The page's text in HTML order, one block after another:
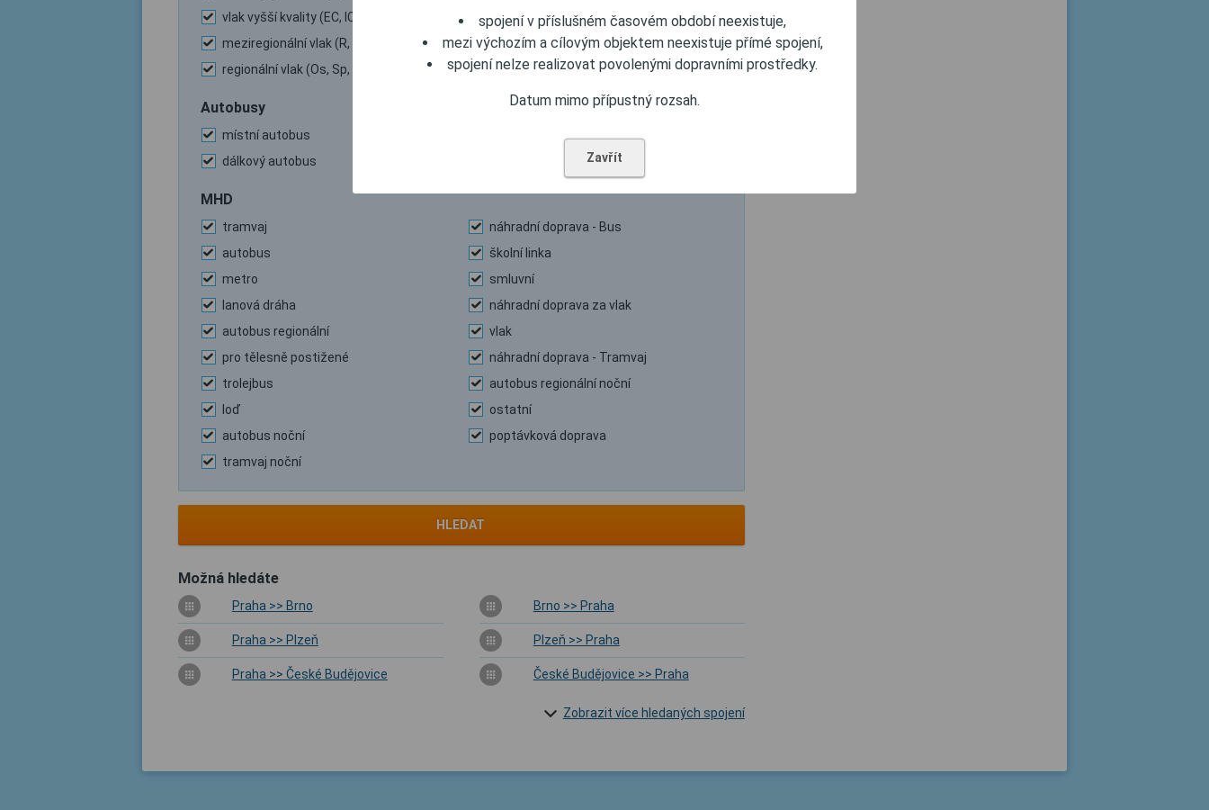
vlak vyšší kvality (EC, IC, …)
meziregionální vlak (R, …)
regionální vlak (Os, Sp, …)
loď
ostatní
Autobusy
místní autobus
dálkový autobus
mezinárodní autobus
MHD
tramvaj
autobus
metro
lanová dráha
autobus regionální
pro tělesně postižené
trolejbus
loď
autobus noční
tramvaj noční
náhradní doprava - Bus
školní linka
smluvní
náhradní doprava za vlak
vlak
náhradní doprava - Tramvaj
autobus regionální noční
ostatní
poptávková doprava
HLEDAT
Možná hledáte
Praha >> Brno Brno >> Praha
Praha >> Plzeň Plzeň >> Praha
Praha >> České Budějovice České Budějovice >> Praha
Zobrazit více hledaných spojení
spojení v příslušném časovém období neexistuje,
mezi výchozím a cílovým objektem neexistuje přímé spojení,
spojení nelze realizovat povolenými dopravními prostředky.
Datum mimo přípustný rozsah.
Zavřít